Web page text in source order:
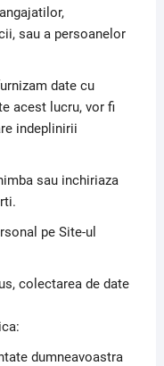
sau a persoanelor
date cu
acest lucru, vor fi
indeplinirii
sau inchiriaza
pe Site-ul
colectarea de date
dumneavoastra